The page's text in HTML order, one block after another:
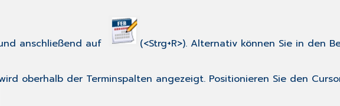
anschließend auf
(<Strg+R>). Alternativ können Sie in den
oberhalb der Terminspalten angezeigt. Positionieren Sie den